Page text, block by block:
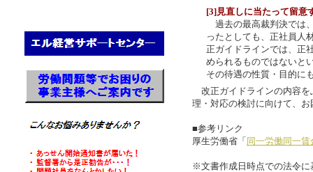
[3]見直しに当たって留意
過去の最高裁判決では
ったとしても、正社員人
正ガイドラインでは、正
められるものではないと
その待遇の性質・目的に
改正ガイドラインの内容を
理・対応の検討に向けて、
■参考リンク
厚生労働省「 同一労働同一
※文書作成日時点での法令